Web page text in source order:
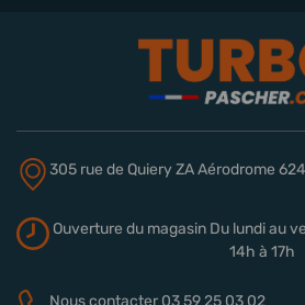
305 rue de QuieryZA Aérodrome
Ouverture du magasinDu lundi au
14h à 17h